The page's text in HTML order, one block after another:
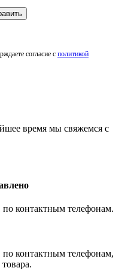
согласие с политикой
время мы свяжемся с
контактным телефонам.
контактным телефонам,